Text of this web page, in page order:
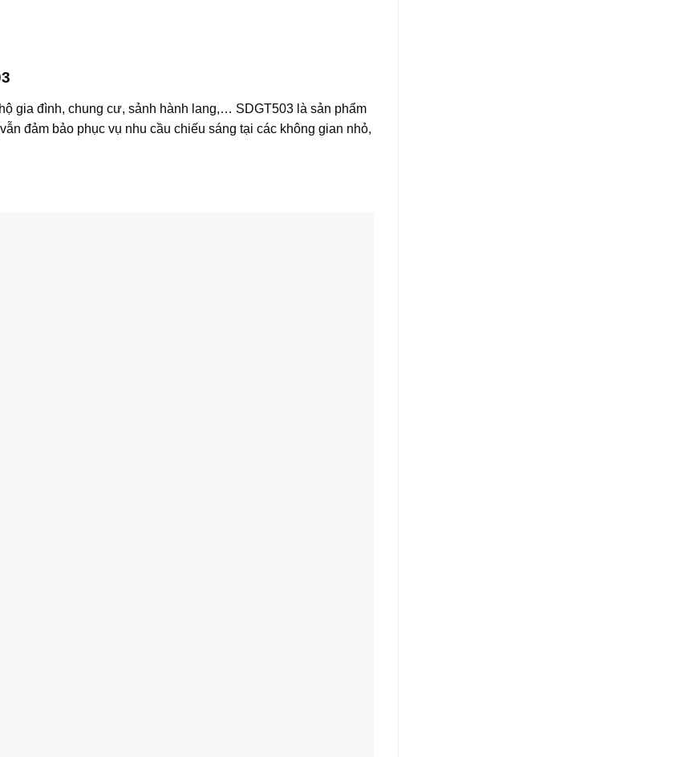
gia đình, chung cư, sảnh hành lang,… SDGT503 là sản phẩm
đảm bảo phục vụ nhu cầu chiếu sáng tại các không gian nhỏ,